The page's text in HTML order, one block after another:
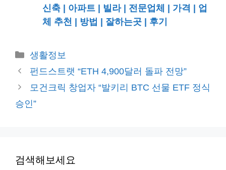
신축 | 아파트 | 빌라 | 전문업체 | 가격 | 업
체 추천 | 방법 | 잘하는곳 | 후기
카
테
리
생활정보
펀드스트랫 “ETH 4,900달러 돌파 전망”
모건크릭 창업자 “발키리 BTC 선물 ETF 정식
승인”
검색해보세요